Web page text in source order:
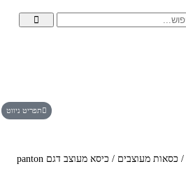
תפריט ניווט
כסאות מעוצבים
/ כיסא מעוצב דגם panton